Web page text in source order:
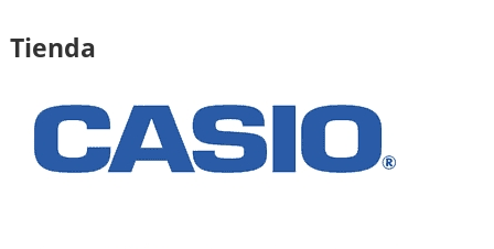
Tienda